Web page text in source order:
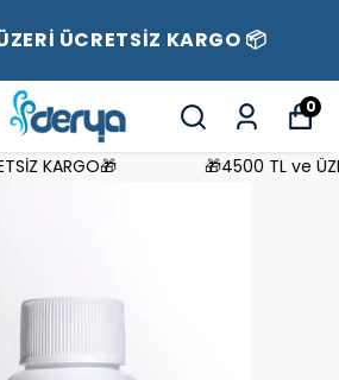
ÜCRETSİZ KARGO 📦
0
KARGO🎁 🎁4500 TL ve